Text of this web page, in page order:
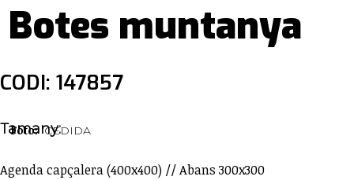
Botes muntanya
CODI: 147857
Foto: CEDIDA
Tamany:
Agenda capçalera (400x400) // Abans 300x300